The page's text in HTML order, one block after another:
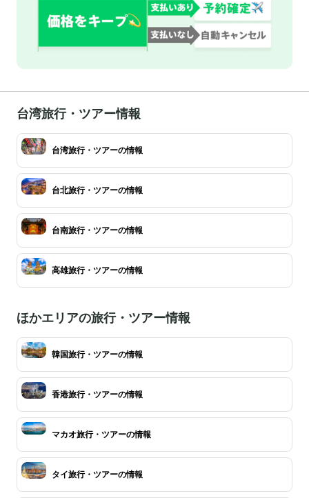
台湾旅行・ツアー情報
台湾旅行・ツアーの情報
台北旅行・ツアーの情報
台南旅行・ツアーの情報
高雄旅行・ツアーの情報
ほかエリアの旅行・ツアー情報
韓国旅行・ツアーの情報
香港旅行・ツアーの情報
マカオ旅行・ツアーの情報
タイ旅行・ツアーの情報